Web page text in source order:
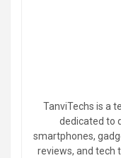
TanviTechs is a
dedicated to
smartphones,
reviews, and tech